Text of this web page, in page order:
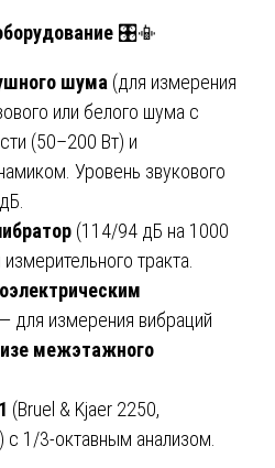
🎛️📳
шума (для измерения
или белого шума с
(50–200 Вт) и
Уровень звукового
(114/94 дБ на 1000
тракта.
— для измерения вибраций
межэтажного
(Bruel & Kjaer 2250,
с 1/3-октавным анализом.